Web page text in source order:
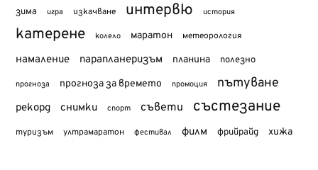
зима игра изкачване интервю история
катерене колело маратон метеорология
намаление парапланеризъм планина полезно
прогноза прогноза за времето промоция пътуване
рекорд снимки спорт съвети състезание
туризъм ултрамаратон фестивал филм фрийрайд хижа